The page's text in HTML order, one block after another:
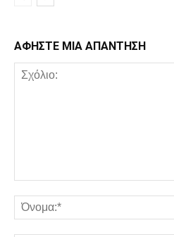
ΑΦΗΣΤΕ ΜΙΑ ΑΠΑΝΤΗΣΗ